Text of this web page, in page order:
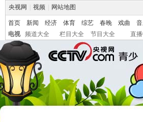
央视网 视频 网站地图
首页 新闻 经济 体育 综艺 春晚 戏曲
电视
频道大全 栏目大全 节目大全 直